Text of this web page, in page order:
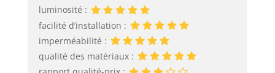
luminosité :
facilité d’installation :
imperméabilité :
qualité des matériaux :